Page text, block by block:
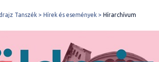
Tanszék Hírek és események Hírarchívum